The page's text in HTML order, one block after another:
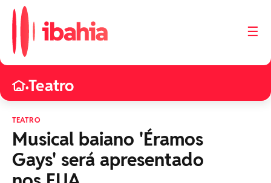
☰
•Teatro
TEATRO
Musical baiano 'Éramos
Gays' será apresentado